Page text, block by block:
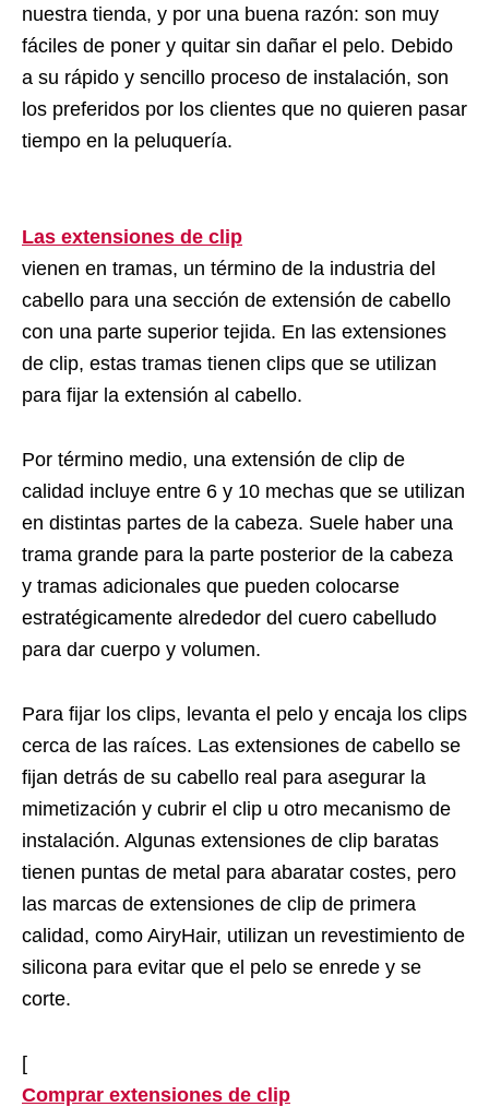
nuestra tienda, y por una buena razón: son muy
fáciles de poner y quitar sin dañar el pelo. Debido
a su rápido y sencillo proceso de instalación, son
los preferidos por los clientes que no quieren pasar
tiempo en la peluquería.
Las extensiones de clip
vienen en tramas, un término de la industria del
cabello para una sección de extensión de cabello
con una parte superior tejida. En las extensiones
de clip, estas tramas tienen clips que se utilizan
para fijar la extensión al cabello.
Por término medio, una extensión de clip de
calidad incluye entre 6 y 10 mechas que se utilizan
en distintas partes de la cabeza. Suele haber una
trama grande para la parte posterior de la cabeza
y tramas adicionales que pueden colocarse
estratégicamente alrededor del cuero cabelludo
para dar cuerpo y volumen.
Para fijar los clips, levanta el pelo y encaja los clips
cerca de las raíces. Las extensiones de cabello se
fijan detrás de su cabello real para asegurar la
mimetización y cubrir el clip u otro mecanismo de
instalación. Algunas extensiones de clip baratas
tienen puntas de metal para abaratar costes, pero
las marcas de extensiones de clip de primera
calidad, como AiryHair, utilizan un revestimiento de
silicona para evitar que el pelo se enrede y se
corte.
[
Comprar extensiones de clip